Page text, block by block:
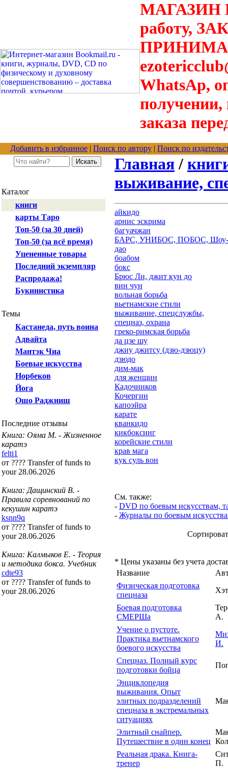
МАГАЗИН
работу,
WhatsAp,
получении,
заказа
Добавить в избранное | Поиск по автору | Поиск по
Каталог
книги
карты Таро
Топ-50 (за 30 дней)
Топ-50 (за всё время)
Уцененные товары
Последний экземпляр
Распродажа!
Букинистика
Темы
Кастанеда, путь воина
Адвайта
Мантэк Чиа
Боевые искусства
Норбеков
Йога
Ошо Раджниш
Последние отзывы
Книга: Ояма М. - Жизненное
каратэ
felti1
от ???? Transfer of funds to
your 28.06.2026
Книга: Дащинский В. -
Правила соревнований по
кекушин каратэ
ksnn9q
от ???? Transfer of funds to
your 28.06.2026
Книга: Калмыков Е. - Теория
и методика бокса. Учебник
cdte93
от ???? Transfer of funds to
your 28.06.2026
Главная /
выживание,
айкидо
арнис эскрима
багуачжан
БАРС, УНИБОС, ПОБОС, Шоу-
дао
боабом
бокс
Брюс Ли, джит кун до
вин чун
вольная борьба
вьетнамские стили
выживание, спецслужбы,
спецназ, охрана
греко-римская борьба
да цзе шу
джиу джитсу (дзю-дзюцу)
дзюдо
дим-мак
для женщин
Кадочников
Кочергин
капоэйра
карате
кванкидо
кикбоксинг
корейские стили
крав мага
кук суль вон
См. также:
- DVD по боевым искусствам,
- Журналы по боевым
* Цены указаны без учета
Название
Физическая подготовка
спецназа
Боевая подготовка
СМЕРШа
А.
Учение о пустоте.
Практика вьетнамского
боевого искусства
И.
Спецназ. Полный курс
подготовки бойца
Энциклопедия
выживания. Опыт
элитных подразделений
спецназа в экстремальных
ситуациях
Элитный снайпер.
Путешествие в один конец
Реальная драка. Книга-
тренер
П.